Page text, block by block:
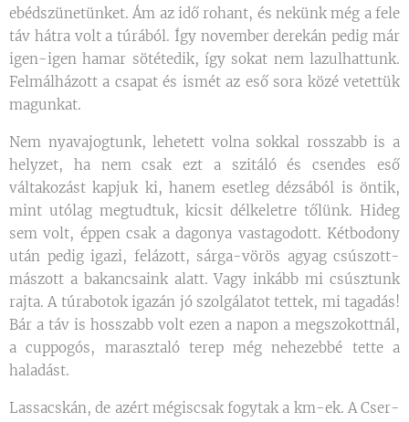
ebédszünetünket. Ám az idő rohant, és nekünk még a fele
táv hátra volt a túrából. Így november derekán pedig már
igen-igen hamar sötétedik, így sokat nem lazulhattunk.
Felmálházott a csapat és ismét az eső sora közé vetettük
magunkat.
Nem nyavajogtunk, lehetett volna sokkal rosszabb is a
helyzet, ha nem csak ezt a szitáló és csendes eső
váltakozást kapjuk ki, hanem esetleg dézsából is öntik,
mint utólag megtudtuk, kicsit délkeletre tőlünk. Hideg
sem volt, éppen csak a dagonya vastagodott. Kétbodony
után pedig igazi, felázott, sárga-vörös agyag csúszott-
mászott a bakancsaink alatt. Vagy inkább mi csúsztunk
rajta. A túrabotok igazán jó szolgálatot tettek, mi tagadás!
Bár a táv is hosszabb volt ezen a napon a megszokottnál,
a cuppogós, marasztaló terep még nehezebbé tette a
haladást.
Lassacskán, de azért mégiscsak fogytak a km-ek. A Cser-